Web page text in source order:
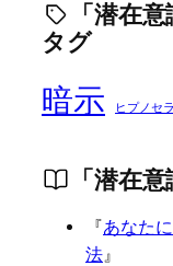
「潜在
タグ
暗示 ヒプノセ
「潜在
『あなた
法 』